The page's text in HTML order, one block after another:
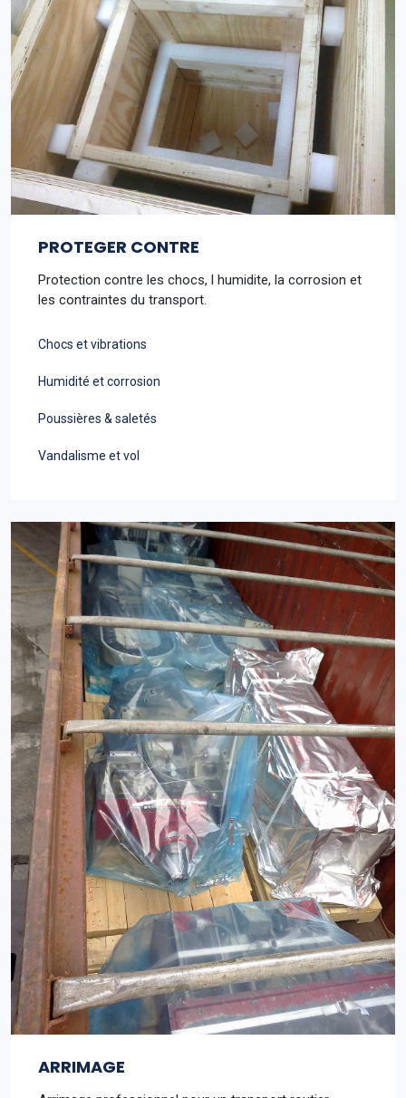
PROTEGER CONTRE
Protection contre les chocs, l humidite, la corrosion et
les contraintes du transport.
Chocs et vibrations
Humidité et corrosion
Poussières & saletés
Vandalisme et vol
ARRIMAGE